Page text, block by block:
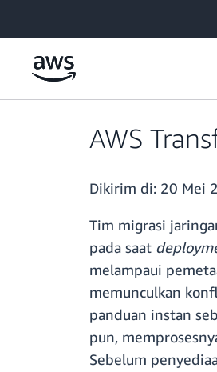
AWS
Dikirim di: 20 Mei
Tim migrasi
pada saat
melampaui
memunculkan
panduan instan
pun,
Sebelum